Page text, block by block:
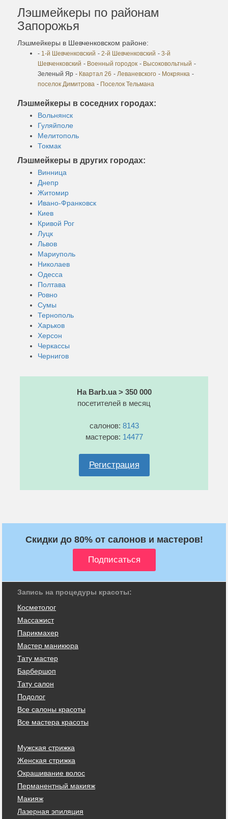
Лэшмейкеры по районам
Запорожья
Лэшмейкеры в Шевченковском районе:
- 1-й Шевченковский - 2-й Шевченковский - 3-й
Шевченковский - Военный городок - Высоковольтный -
Зеленый Яр - Квартал 26 - Леваневского - Мокрянка -
поселок Димитрова - Поселок Тельмана
Лэшмейкеры в соседних городах:
Вольнянск
Гуляйполе
Мелитополь
Токмак
Лэшмейкеры в других городах:
Винница
Днепр
Житомир
Ивано-Франковск
Киев
Кривой Рог
Луцк
Львов
Мариуполь
Николаев
Одесса
Полтава
Ровно
Сумы
Тернополь
Харьков
Херсон
Черкассы
Чернигов
На Barb.ua > 350 000
посетителей в месяц
салонов: 8143
мастеров: 14477
Регистрация
Скидки до 80% от салонов и мастеров!
Запись на процедуры красоты:
Косметолог
Массажист
Парикмахер
Мастер маникюра
Тату мастер
Барбершоп
Тату салон
Подолог
Все салоны красоты
Все мастера красоты
Мужская стрижка
Женская стрижка
Окрашивание волос
Перманентный макияж
Макияж
Лазерная эпиляция